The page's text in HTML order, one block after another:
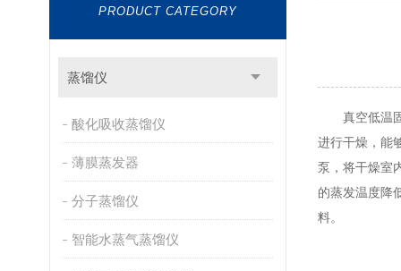
PRODUCT CATEGORY
蒸馏仪
酸化吸收蒸馏仪
薄膜蒸发器
分子蒸馏仪
智能水蒸气蒸馏仪
真空低温固
进行干燥，能
泵，将干燥室
的蒸发温度降
料。